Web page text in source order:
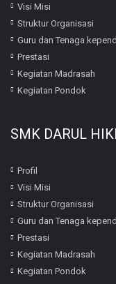
Visi Misi
Struktur Organisasi
Guru dan Tenaga
Prestasi
Kegiatan Madrasah
Kegiatan Pondok
SMK DARUL
Profil
Visi Misi
Struktur Organisasi
Guru dan Tenaga
Prestasi
Kegiatan Madrasah
Kegiatan Pondok